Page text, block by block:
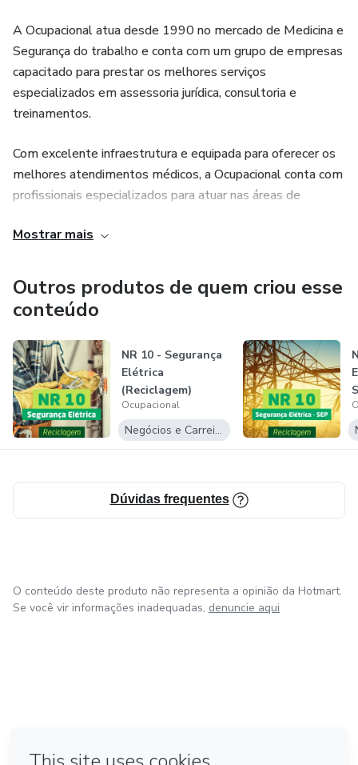
A Ocupacional atua desde 1990 no mercado de Medicina e
Segurança do trabalho e conta com um grupo de empresas
capacitado para prestar os melhores serviços
especializados em assessoria jurídica, consultoria e
treinamentos.
Com excelente infraestrutura e equipada para oferecer os
melhores atendimentos médicos, a Ocupacional conta com
profissionais especializados para atuar nas áreas de
excelência, os mais completos serviços, sempre com o
compromisso de gerar benefícios e aumentar a
produtividade da mão de obra trabalhista de nossos
clientes.
Mostrar mais
Outros produtos de quem criou esse
conteúdo
NR 10 - Segurança
Elétrica
(Reciclagem)
Ocupacional
Negócios e Carreira
Dúvidas frequentes
O conteúdo deste produto não representa a opinião da Hotmart.
Se você vir informações inadequadas, denuncie aqui
Feito com ❤ na Cidade do México